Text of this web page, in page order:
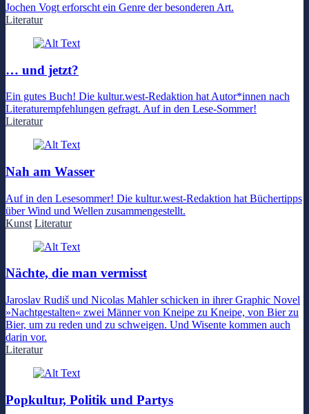
Jochen Vogt erforscht ein Genre der besonderen Art.
Literatur
… und jetzt?
Ein gutes Buch! Die kultur.west-Redaktion hat Autor*innen nach
Literaturempfehlungen gefragt. Auf in den Lese-Sommer!
Literatur
Nah am Wasser
Auf in den Lesesommer! Die kultur.west-Redaktion hat Büchertipps
über Wind und Wellen zusammengestellt.
Kunst Literatur
Nächte, die man vermisst
Jaroslav Rudiš und Nicolas Mahler schicken in ihrer Graphic Novel
»Nachtgestalten« zwei Männer von Kneipe zu Kneipe, von Bier zu
Bier, um zu reden und zu schweigen. Und Wisente kommen auch
darin vor.
Literatur
Popkultur, Politik und Partys